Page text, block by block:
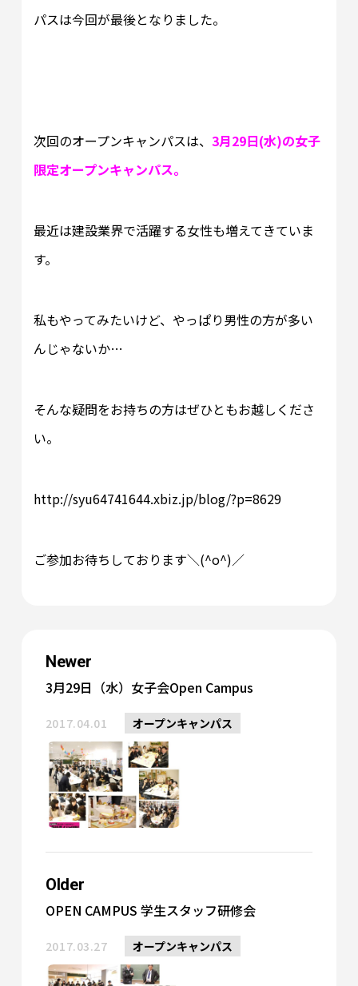
パスは今回が最後となりました。
次回のオープンキャンパスは、 3月29日(水)の女子
限定オープンキャンパス。
最近は建設業界で活躍する女性も増えてきていま
す。
私もやってみたいけど、やっぱり男性の方が多い
んじゃないか…
そんな疑問をお持ちの方はぜひともお越しくださ
い。
http://syu64741644.xbiz.jp/blog/?p=8629
ご参加お待ちしております＼(^o^)／
Newer
3月29日（水）女子会Open Campus
2017.04.01 オープンキャンパス
Older
OPEN CAMPUS 学生スタッフ研修会
2017.03.27 オープンキャンパス